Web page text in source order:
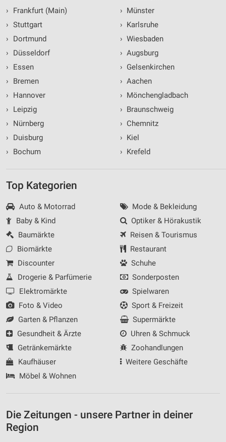
›
Frankfurt (Main)
› Stuttgart
›
Dortmund
›
Düsseldorf
›
Essen
›
Bremen
›
Hannover
›
Leipzig
›
Nürnberg
›
Duisburg
›
Bochum
› Münster
› Karlsruhe
› Wiesbaden
› Augsburg
› Gelsenkirchen
› Aachen
› Mönchengladbach
› Braunschweig
› Chemnitz
› Kiel
› Krefeld
Top Kategorien
Auto & Motorrad
Baby & Kind
Baumärkte
Biomärkte
Discounter
Drogerie & Parfümerie
Elektromärkte
Foto & Video
Garten & Pflanzen
Gesundheit & Ärzte
Getränkemärkte
Kaufhäuser
Möbel & Wohnen
Mode & Bekleidung
Optiker & Hörakustik
Reisen & Tourismus
Restaurant
Schuhe
Sonderposten
Spielwaren
Sport & Freizeit
Supermärkte
Uhren & Schmuck
Zoohandlungen
Weitere Geschäfte
Die Zeitungen - unsere Partner in deiner
Region